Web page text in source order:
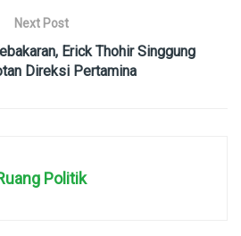
Next Post
Erick Thohir Singgung
Direksi Pertamina
Politik